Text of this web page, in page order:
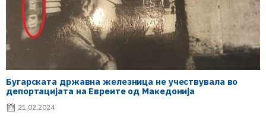
Бугарската државна железница не учествувала во
депортацијата на Евреите од Македонија
21.02.2024